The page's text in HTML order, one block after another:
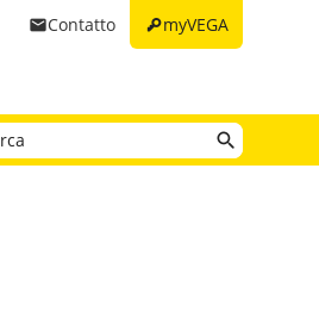
keymyVEGA
emailContatto